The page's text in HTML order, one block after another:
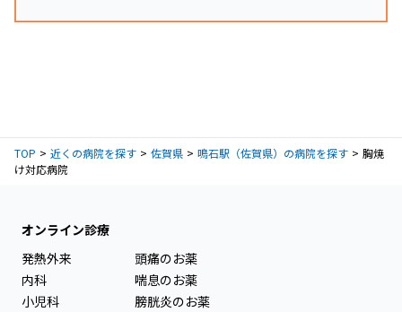
TOP 近くの病院を探す 佐賀県 鳴石駅（佐賀県）の病院を探す
胸焼
け対応病院
オンライン診療
発熱外来
内科
小児科
頭痛のお薬
喘息のお薬
膀胱炎のお薬